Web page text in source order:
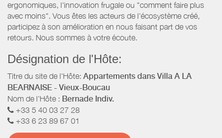
ergonomiques, l'innovation frugale ou "comment faire plus
avec moins". Vous êtes les acteurs de l'écosystème créé,
participez à son amélioration en nous faisant part de vos
retours. Nous sommes à votre écoute.
Désignation de l'Hôte:
Titre du site de l'Hôte: Appartements dans Villa A LA
BEARNAISE - Vieux-Boucau
Nom de l'Hôte : Bernade Indiv.
+33 5 40 03 27 28
+33 6 23 89 67 01